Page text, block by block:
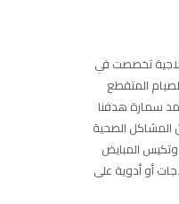
تخصصت في
المتقطع
سمارة هدفنا
المشاكل الصحية
المبايض
أو أدوية على